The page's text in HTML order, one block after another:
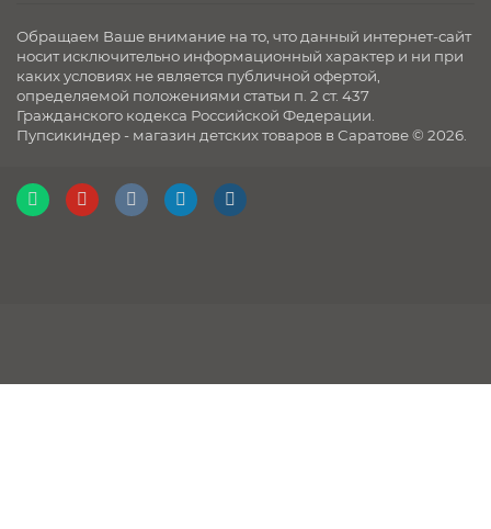
Обращаем Ваше внимание на то, что данный интернет-сайт
носит исключительно информационный характер и ни при
каких условиях не является публичной офертой,
определяемой положениями статьи п. 2 ст. 437
Гражданского кодекса Российской Федерации.
Пупсикиндер - магазин детских товаров в Саратове © 2026.